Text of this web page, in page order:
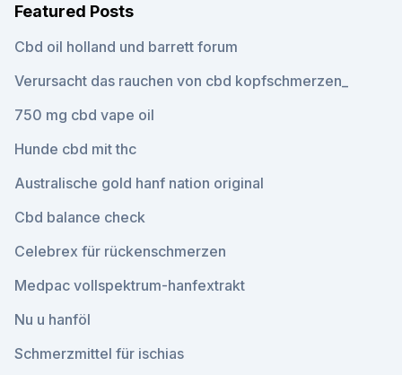
Featured Posts
Cbd oil holland und barrett forum
Verursacht das rauchen von cbd kopfschmerzen_
750 mg cbd vape oil
Hunde cbd mit thc
Australische gold hanf nation original
Cbd balance check
Celebrex für rückenschmerzen
Medpac vollspektrum-hanfextrakt
Nu u hanföl
Schmerzmittel für ischias